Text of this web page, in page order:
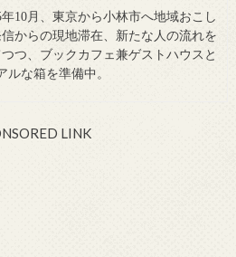
10月、東京から小林市へ地域おこし
からの現地滞在、新たな人の流れを
つ、ブックカフェ兼ゲストハウスと
ルな箱を準備中。
LINK